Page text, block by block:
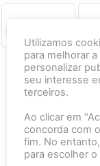
R$ 400
Meu Blend
Tecnologia e
CNPJ: 24.539.530/
Utilizamos
para melhorar
personalizar
seu interesse
terceiros.
Ao clicar em
concorda com
fim. No
para escolher